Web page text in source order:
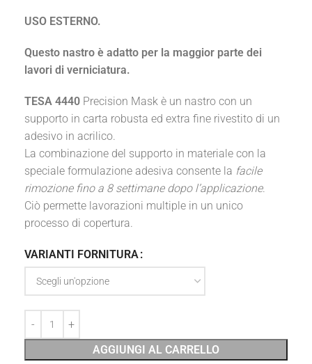
USO ESTERNO.
Questo nastro è adatto per la maggior parte dei
lavori di verniciatura.
TESA 4440 Precision Mask è un nastro con un
supporto in carta robusta ed extra fine rivestito di un
adesivo in acrilico.
La combinazione del supporto in materiale con la
speciale formulazione adesiva consente la facile
rimozione fino a 8 settimane dopo l’applicazione.
Ciò permette lavorazioni multiple in un unico
processo di copertura.
VARIANTI FORNITURA
AGGIUNGI AL CARRELLO